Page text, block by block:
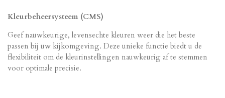
Kleurbeheersysteem (CMS)
Geef nauwkeurige, levensechte kleuren weer die het beste
passen bij uw kijkomgeving. Deze unieke functie biedt u de
flexibiliteit om de kleurinstellingen nauwkeurig af te stemmen
voor optimale precisie.